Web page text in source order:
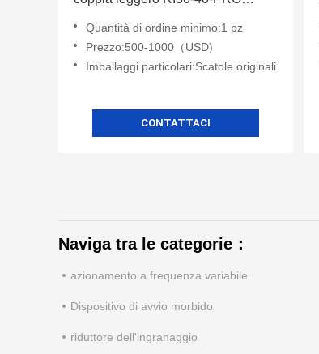
Quantità di ordine minimo:1 pz
Prezzo:500-1000（USD)
Imballaggi particolari:Scatole originali
CONTATTACI
Naviga tra le categorie：
azionamento a frequenza variabile
Dispositivo di avvio morbido
riduttore dell'ingranaggio